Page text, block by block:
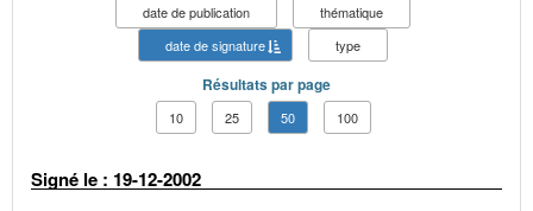
date de publication
thématique
date de signature
type
Résultats par page
10 25 50 100
Signé le : 19-12-2002